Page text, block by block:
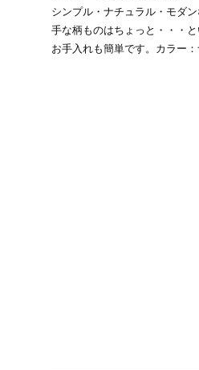
シンプル・ナチュラル・モダ
手な柄ものはちょっと・・・
お手入れも簡単です。カラー